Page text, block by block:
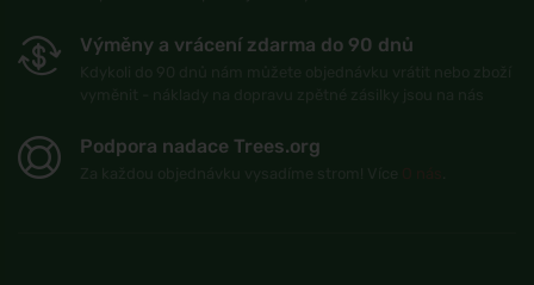
Výměny a vrácení zdarma do 90 dnů
Podpora nadace Trees.org